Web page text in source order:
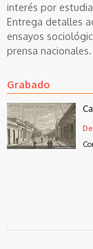
interés por
Entrega detalles
ensayos
prensa nacionales.
Grabado